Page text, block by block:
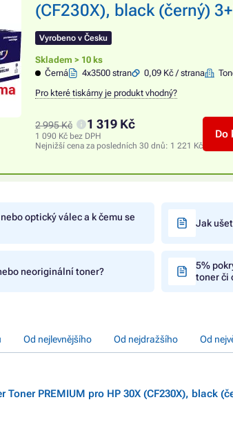
(CF230X), black (černý)
Vyrobeno v Česku
Skladem > 10 ks
Černá
4x3500 stran 0,09 Kč / strana
Pro které tiskárny je produkt vhodný?
2 995 Kč 1 319 Kč
1 090 Kč bez DPH
Nejnižší cena za posledních 30 dnů: 1 221 Kč
Do
optický válec a k čemu se
Jak
neoriginální toner?
5%
toner či
Od nejlevnějšího Od nejdražšího Od
Toner PREMIUM pro HP 30X (CF230X), black